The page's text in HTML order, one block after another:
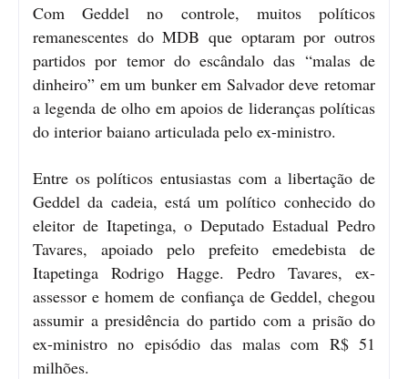
Com Geddel no controle, muitos políticos
remanescentes do MDB que optaram por outros
partidos por temor do escândalo das “malas de
dinheiro” em um bunker em Salvador deve retomar
a legenda de olho em apoios de lideranças políticas
do interior baiano articulada pelo ex-ministro.
Entre os políticos entusiastas com a libertação de
Geddel da cadeia, está um político conhecido do
eleitor de Itapetinga, o Deputado Estadual Pedro
Tavares, apoiado pelo prefeito emedebista de
Itapetinga Rodrigo Hagge. Pedro Tavares, ex-
assessor e homem de confiança de Geddel, chegou
assumir a presidência do partido com a prisão do
ex-ministro no episódio das malas com R$ 51
milhões.